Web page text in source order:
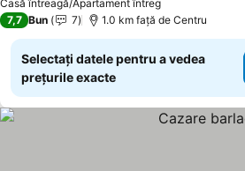
Casă întreagă/Apartament întreg
7,7 Bun 7 1.0 km faţă de Centru
Selectați datele pentru a vedea
prețurile exacte